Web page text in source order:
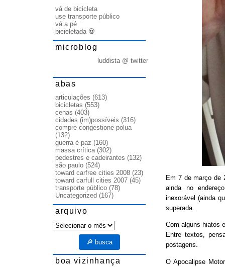
Em 7 de março de
ainda no
inexorável (ainda
superada.
Com alguns hiatos
Entre textos,
postagens.
O Apocalipse
vá de bicicleta
use transporte público
vá a pé
bicicletada💀
microblog
luddista @ twitter
abas
articulações (613)
bicicletas (553)
cenas (403)
cidades (im)possíveis (316)
compre congestione polua
(132)
guerra é paz (160)
massa crítica(302)
pedestres e cadeirantes (132)
são paulo (524)
toward carfree cities 2008 (23)
toward carfull cities 2007 (45)
transporte público (78)
Uncategorized (167)
arquivo
arquivo
🔎 busca
boa vizinhança